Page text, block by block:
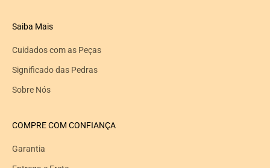
Saiba Mais
Cuidados com as Peças
Significado das Pedras
Sobre Nós
COMPRE COM CONFIANÇA
Garantia